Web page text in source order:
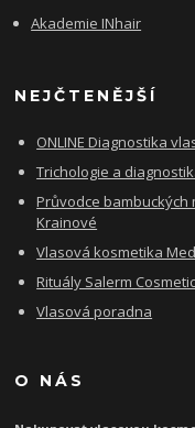
Akademie INhair
NEJČTENĚJŠÍ
ONLINE Diagnostika
Trichologie a
Průvodce bambuckých
Krainové
Vlasová kosmetika
Rituály Salerm
Vlasová poradna
O NÁS